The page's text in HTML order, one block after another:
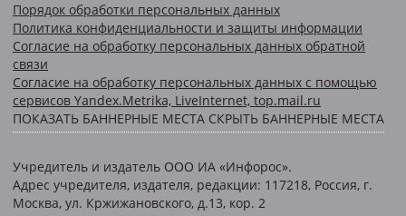
Порядок обработки персональных данных
Политика конфиденциальности и защиты информации
Согласие на обработку персональных данных обратной
связи
Согласие на обработку персональных данных с помощью
сервисов Yandex.Metrika, LiveInternet, top.mail.ru
ПОКАЗАТЬ БАННЕРНЫЕ МЕСТА СКРЫТЬ БАННЕРНЫЕ МЕСТА
Учредитель и издатель ООО ИА «Инфорос».
Адрес учредителя, издателя, редакции: 117218, Россия, г.
Москва, ул. Кржижановского, д.13, кор. 2